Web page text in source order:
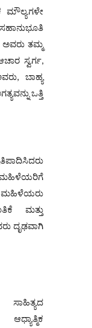
ಮೌಲ್ಯಗಳೇ
ಅವರು ತಮ್ಮ
ಸ್ವರ್ಗ,
ಬಾಹ್ಯ
ಒತ್ತಿ
ಮಹಿಳೆಯರು
ಮತ್ತು
ದೃಢವಾಗಿ